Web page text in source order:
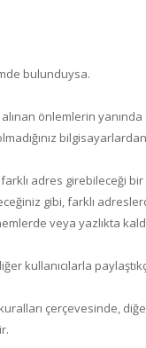
bulunduysa.
önlemlerin
adres girebileceği
gibi, farklı
veya yazlıkta
kullanıcılarla
çerçevesinde,